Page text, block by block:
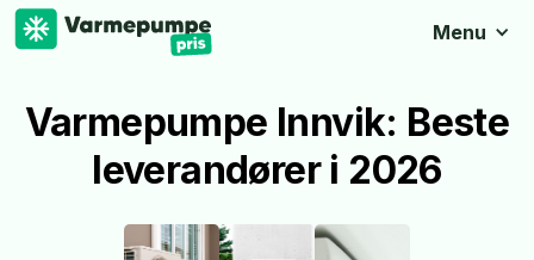
Menu
Varmepumpe Innvik: Beste
leverandører i 2026